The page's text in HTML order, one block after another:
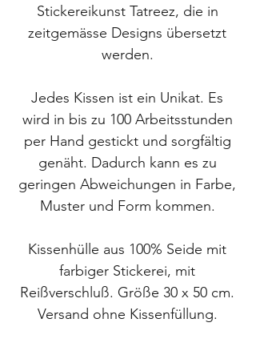
Stickereikunst Tatreez, die in
zeitgemässe Designs übersetzt
werden.
Jedes Kissen ist ein Unikat. Es
wird in bis zu 100 Arbeitsstunden
per Hand gestickt und sorgfältig
genäht. Dadurch kann es zu
geringen Abweichungen in Farbe,
Muster und Form kommen.
Kissenhülle aus 100% Seide mit
farbiger Stickerei, mit
Reißverschluß. Größe 30 x 50 cm.
Versand ohne Kissenfüllung.